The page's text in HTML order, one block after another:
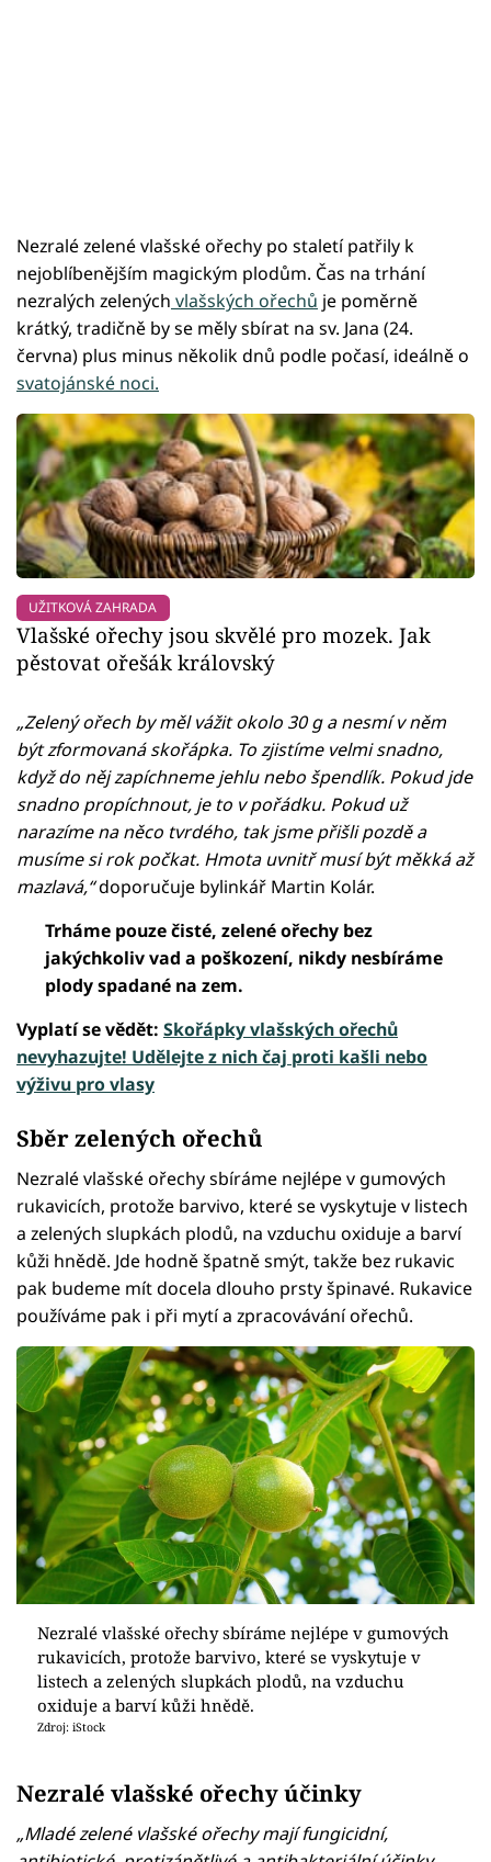
Nezralé zelené vlašské ořechy po staletí patřily k
nejoblíbenějším magickým plodům. Čas na trhání
nezralých zelených vlašských ořechů je poměrně
krátký, tradičně by se měly sbírat na sv. Jana (24.
června) plus minus několik dnů podle počasí, ideálně o
svatojánské noci.
UŽITKOVÁ ZAHRADA
Vlašské ořechy jsou skvělé pro mozek. Jak
pěstovat ořešák královský
„Zelený ořech by měl vážit okolo 30 g a nesmí v něm
být zformovaná skořápka. To zjistíme velmi snadno,
když do něj zapíchneme jehlu nebo špendlík. Pokud jde
snadno propíchnout, je to v pořádku. Pokud už
narazíme na něco tvrdého, tak jsme přišli pozdě a
musíme si rok počkat. Hmota uvnitř musí být měkká až
mazlavá,“doporučuje bylinkář Martin Kolár.
Trháme pouze čisté, zelené ořechy bez
jakýchkoliv vad a poškození, nikdy nesbíráme
plody spadané na zem.
Vyplatí se vědět: Skořápky vlašských ořechů
nevyhazujte! Udělejte z nich čaj proti kašli nebo
výživu pro vlasy
Sběr zelených ořechů
Nezralé vlašské ořechy sbíráme nejlépe v gumových
rukavicích, protože barvivo, které se vyskytuje v listech
a zelených slupkách plodů, na vzduchu oxiduje a barví
kůži hnědě. Jde hodně špatně smýt, takže bez rukavic
pak budeme mít docela dlouho prsty špinavé. Rukavice
používáme pak i při mytí a zpracovávání ořechů.
Nezralé vlašské ořechy sbíráme nejlépe v gumových
rukavicích, protože barvivo, které se vyskytuje v
listech a zelených slupkách plodů, na vzduchu
oxiduje a barví kůži hnědě.
Zdroj: iStock
Nezralé vlašské ořechy účinky
„Mladé zelené vlašské ořechy mají fungicidní,